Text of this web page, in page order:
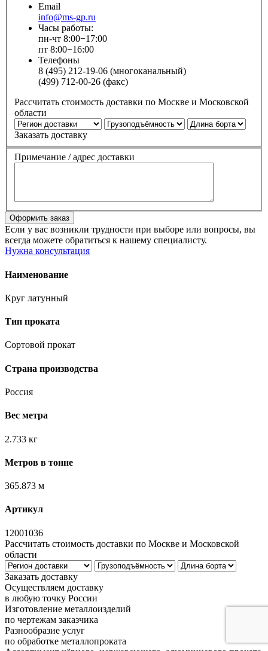
Email
info@ms-gp.ru
Часы работы:
пн-чт 8:00−17:00
пт 8:00−16:00
Телефоны
8 (495) 212-19-06 (многоканальный)
(499) 712-00-26 (факс)
Рассчитать стоимость доставки по Москве и Московской
области
Заказать доставку
Примечание / адрес доставки
Если у вас возникли трудности при выборе или вопросы, вы
всегда можете обратиться к нашему специалисту.
Нужна консультация
Наименование
Круг латунный
Тип проката
Сортовой прокат
Страна производства
Россия
Вес метра
2.733 кг
Метров в тонне
365.873 м
Артикул
12001036
Рассчитать стоимость доставки по Москве и Московской
области
Заказать доставку
Осуществляем доставку
в любую точку России
Изготовление металлоизделий
по чертежам заказчика
Разнообразие услуг
по обработке металлопроката